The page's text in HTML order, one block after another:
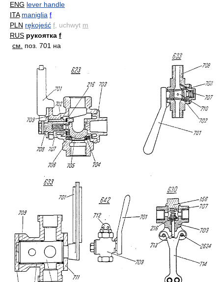
ENG lever handle
ITA maniglia f
PLN rękojeść f , uchwyt m
RUS рукоятка f
см.
поз. 701 на